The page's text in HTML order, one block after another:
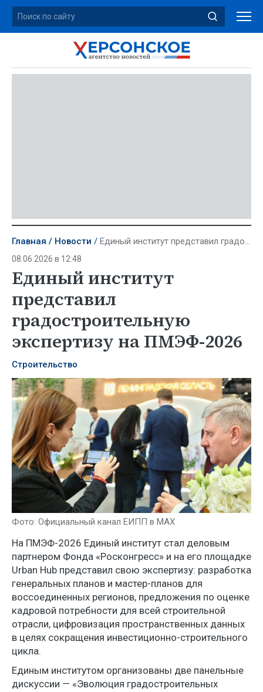
Главная Новости Единый институт представил градостроительную экспертизу на ПМЭФ-2026
08.06.2026 в 12:48
Единый институт
представил
градостроительную
экспертизу на ПМЭФ-2026
Строительство
Фото: Официальный канал ЕИПП в МАХ
На ПМЭФ-2026 Единый институт стал деловым
партнером Фонда «Росконгресс» и на его площадке
Urban Hub представил свою экспертизу: разработка
генеральных планов и мастер-планов для
воссоединенных регионов, предложения по оценке
кадровой потребности для всей строительной
отрасли, цифровизация пространственных данных
в целях сокращения инвестиционно-строительного
цикла.
Единым институтом организованы две панельные
дискуссии — «Эволюция градостроительных